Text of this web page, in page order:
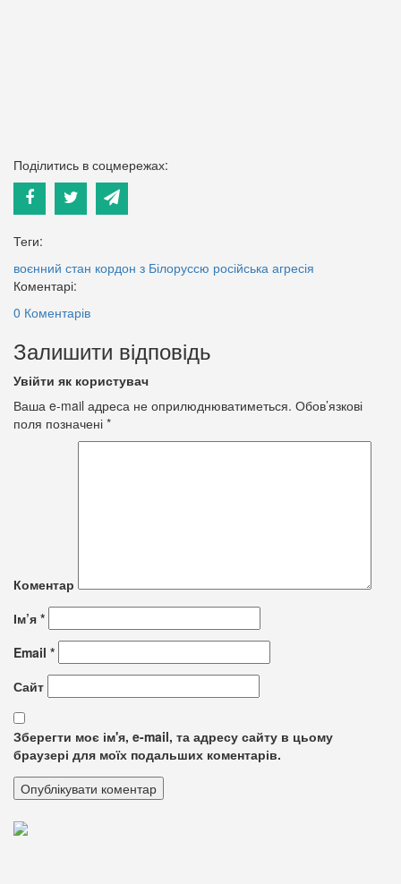
Поділитись в соцмережах:
Теги:
воєнний стан кордон з Білоруссю російська агресія
Коментарі:
0 Коментарів
Залишити відповідь
Увійти як користувач
Ваша e-mail адреса не оприлюднюватиметься. Обов’язкові
поля позначені *
Коментар
Ім’я *
Email *
Сайт
Зберегти моє ім'я, e-mail, та адресу сайту в цьому
браузері для моїх подальших коментарів.